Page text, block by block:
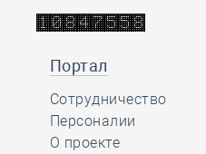
Портал
Сотрудничество
Персоналии
О проекте